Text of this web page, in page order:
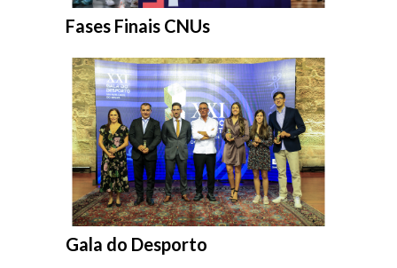
Entrar na pasta:
Fases Finais CNUs
Entrar na pasta:
Gala do Desporto